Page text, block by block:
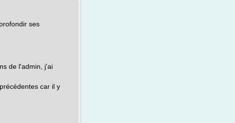
ses
de l'admin, j'ai
car il y